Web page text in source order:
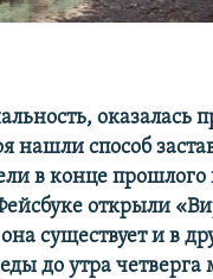
оказалась
нашли способ
в конце
открыли
существует и в
до утра